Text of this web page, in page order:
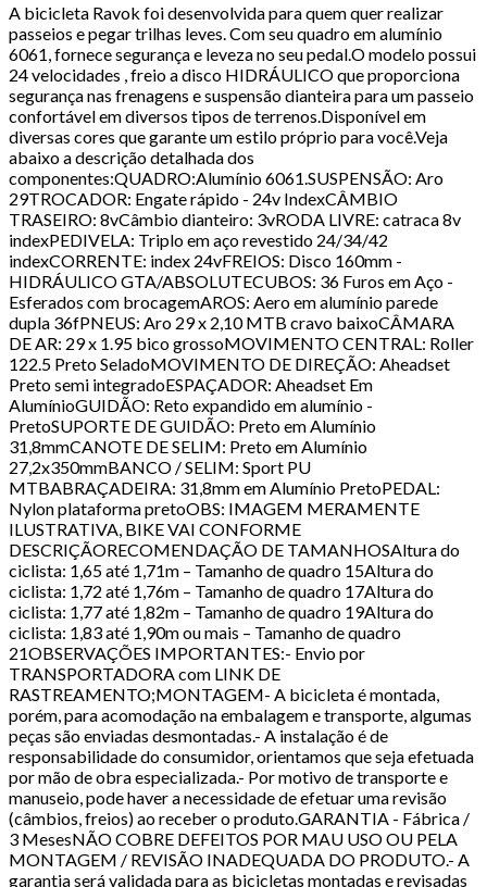
A bicicleta Ravok foi desenvolvida para quem quer realizar
passeios e pegar trilhas leves. Com seu quadro em alumínio
6061, fornece segurança e leveza no seu pedal.O modelo possui
24 velocidades , freio a disco HIDRÁULICO que proporciona
segurança nas frenagens e suspensão dianteira para um passeio
confortável em diversos tipos de terrenos.Disponível em
diversas cores que garante um estilo próprio para você.Veja
abaixo a descrição detalhada dos
componentes:QUADRO:Alumínio 6061.SUSPENSÃO: Aro
29TROCADOR: Engate rápido - 24v IndexCÂMBIO
TRASEIRO: 8vCâmbio dianteiro: 3vRODA LIVRE: catraca 8v
indexPEDIVELA: Triplo em aço revestido 24/34/42
indexCORRENTE: index 24vFREIOS: Disco 160mm -
HIDRÁULICO GTA/ABSOLUTECUBOS: 36 Furos em Aço -
Esferados com brocagemAROS: Aero em alumínio parede
dupla 36fPNEUS: Aro 29 x 2,10 MTB cravo baixoCÂMARA
DE AR: 29 x 1.95 bico grossoMOVIMENTO CENTRAL: Roller
122.5 Preto SeladoMOVIMENTO DE DIREÇÃO: Aheadset
Preto semi integradoESPAÇADOR: Aheadset Em
AlumínioGUIDÃO: Reto expandido em alumínio -
PretoSUPORTE DE GUIDÃO: Preto em Alumínio
31,8mmCANOTE DE SELIM: Preto em Alumínio
27,2x350mmBANCO / SELIM: Sport PU
MTBABRAÇADEIRA: 31,8mm em Alumínio PretoPEDAL:
Nylon plataforma pretoOBS: IMAGEM MERAMENTE
ILUSTRATIVA, BIKE VAI CONFORME
DESCRIÇÃORECOMENDAÇÃO DE TAMANHOSAltura do
ciclista: 1,65 até 1,71m – Tamanho de quadro 15Altura do
ciclista: 1,72 até 1,76m – Tamanho de quadro 17Altura do
ciclista: 1,77 até 1,82m – Tamanho de quadro 19Altura do
ciclista: 1,83 até 1,90m ou mais – Tamanho de quadro
21OBSERVAÇÕES IMPORTANTES:- Envio por
TRANSPORTADORA com LINK DE
RASTREAMENTO;MONTAGEM- A bicicleta é montada,
porém, para acomodação na embalagem e transporte, algumas
peças são enviadas desmontadas.- A instalação é de
responsabilidade do consumidor, orientamos que seja efetuada
por mão de obra especializada.- Por motivo de transporte e
manuseio, pode haver a necessidade de efetuar uma revisão
(câmbios, freios) ao receber o produto.GARANTIA - Fábrica /
3 MesesNÃO COBRE DEFEITOS POR MAU USO OU PELA
MONTAGEM / REVISÃO INADEQUADA DO PRODUTO.- A
garantia será validada para as bicicletas montadas e revisadas